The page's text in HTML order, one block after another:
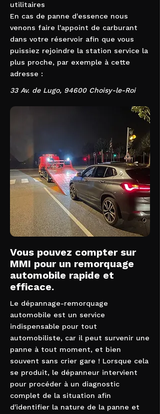
utilitaires
En cas de panne d'essence nous
venons faire l'appoint de carburant
dans votre réservoir afin que vous
puissiez rejoindre la station service la
plus proche, par exemple à cette
adresse :
33 Av. de Lugo, 94600 Choisy-le-Roi
Vous pouvez compter sur
MMI pour un remorquage
automobile rapide et
efficace.
Le dépannage-remorquage
automobile est un service
indispensable pour tout
automobiliste, car il peut survenir une
panne à tout moment, et bien
souvent sans crier gare ! Lorsque cela
se produit, le dépanneur intervient
pour procéder à un diagnostic
complet de la situation afin
d'identifier la nature de la panne et